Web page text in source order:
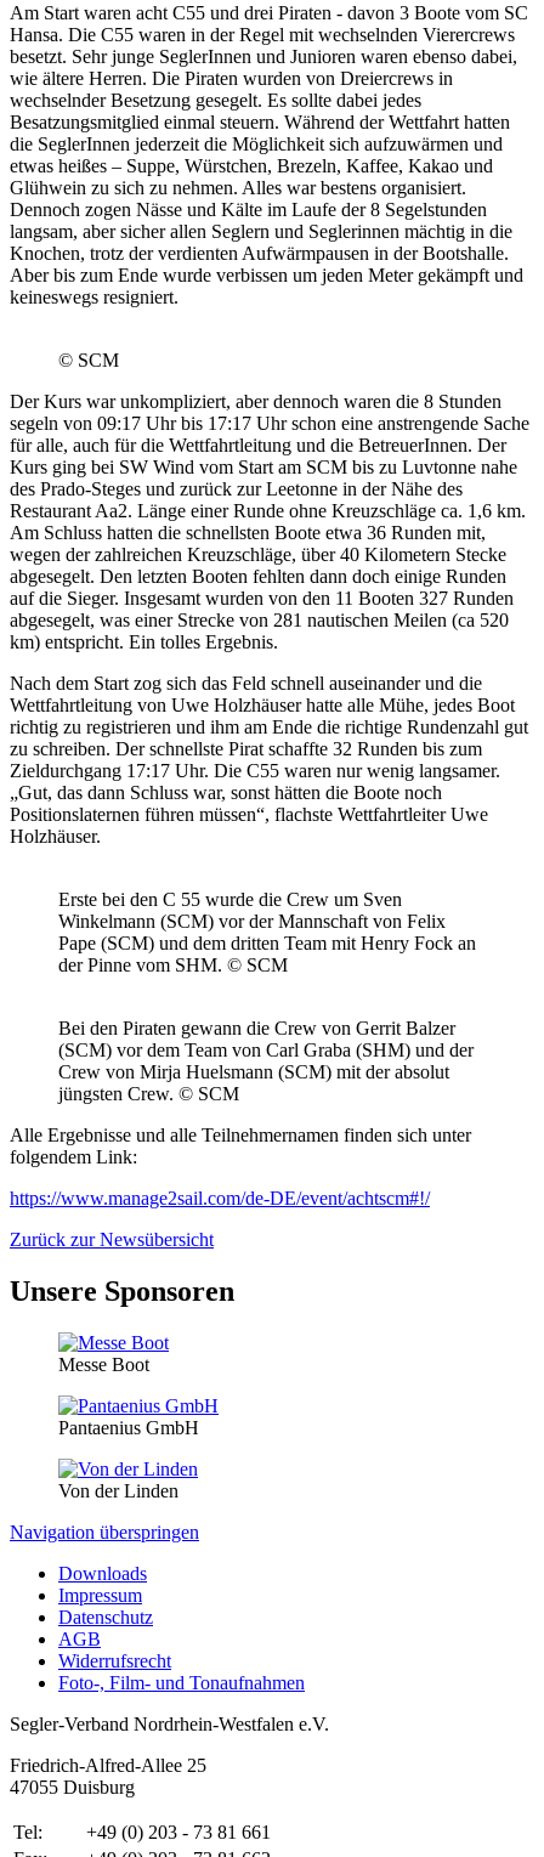
Am Start waren acht C55 und drei Piraten - davon 3 Boote vom SC
Hansa. Die C55 waren in der Regel mit wechselnden Vierercrews
besetzt. Sehr junge SeglerInnen und Junioren waren ebenso dabei,
wie ältere Herren. Die Piraten wurden von Dreiercrews in
wechselnder Besetzung gesegelt. Es sollte dabei jedes
Besatzungsmitglied einmal steuern. Während der Wettfahrt hatten
die SeglerInnen jederzeit die Möglichkeit sich aufzuwärmen und
etwas heißes – Suppe, Würstchen, Brezeln, Kaffee, Kakao und
Glühwein zu sich zu nehmen. Alles war bestens organisiert.
Dennoch zogen Nässe und Kälte im Laufe der 8 Segelstunden
langsam, aber sicher allen Seglern und Seglerinnen mächtig in die
Knochen, trotz der verdienten Aufwärmpausen in der Bootshalle.
Aber bis zum Ende wurde verbissen um jeden Meter gekämpft und
keineswegs resigniert.
© SCM
Der Kurs war unkompliziert, aber dennoch waren die 8 Stunden
segeln von 09:17 Uhr bis 17:17 Uhr schon eine anstrengende Sache
für alle, auch für die Wettfahrtleitung und die BetreuerInnen. Der
Kurs ging bei SW Wind vom Start am SCM bis zu Luvtonne nahe
des Prado-Steges und zurück zur Leetonne in der Nähe des
Restaurant Aa2. Länge einer Runde ohne Kreuzschläge ca. 1,6 km.
Am Schluss hatten die schnellsten Boote etwa 36 Runden mit,
wegen der zahlreichen Kreuzschläge, über 40 Kilometern Stecke
abgesegelt. Den letzten Booten fehlten dann doch einige Runden
auf die Sieger. Insgesamt wurden von den 11 Booten 327 Runden
abgesegelt, was einer Strecke von 281 nautischen Meilen (ca 520
km) entspricht. Ein tolles Ergebnis.
Nach dem Start zog sich das Feld schnell auseinander und die
Wettfahrtleitung von Uwe Holzhäuser hatte alle Mühe, jedes Boot
richtig zu registrieren und ihm am Ende die richtige Rundenzahl gut
zu schreiben. Der schnellste Pirat schaffte 32 Runden bis zum
Zieldurchgang 17:17 Uhr. Die C55 waren nur wenig langsamer.
„Gut, das dann Schluss war, sonst hätten die Boote noch
Positionslaternen führen müssen“, flachste Wettfahrtleiter Uwe
Holzhäuser.
Erste bei den C 55 wurde die Crew um Sven
Winkelmann (SCM) vor der Mannschaft von Felix
Pape (SCM) und dem dritten Team mit Henry Fock an
der Pinne vom SHM. © SCM
Bei den Piraten gewann die Crew von Gerrit Balzer
(SCM) vor dem Team von Carl Graba (SHM) und der
Crew von Mirja Huelsmann (SCM) mit der absolut
jüngsten Crew. © SCM
Alle Ergebnisse und alle Teilnehmernamen finden sich unter
folgendem Link:
https://www.manage2sail.com/de-DE/event/achtscm#!/
Zurück zur Newsübersicht
Unsere Sponsoren
Messe Boot
Pantaenius GmbH
Von der Linden
Navigation überspringen
Downloads
Impressum
Datenschutz
AGB
Widerrufsrecht
Foto-, Film- und Tonaufnahmen
Segler-Verband Nordrhein-Westfalen e.V.
Friedrich-Alfred-Allee 25
47055 Duisburg
Tel:
+49 (0) 203 - 73 81 661